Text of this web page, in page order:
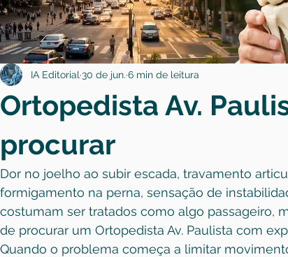
Ortopedista Av.
procurar
IA Editorial 30 de jun. 6 min de leitura
Dor no joelho ao subir escada, travamento
formigamento na perna, sensação de
costumam ser tratados como algo passageiro,
de procurar um Ortopedista Av. Paulista com
Quando o problema começa a limitar